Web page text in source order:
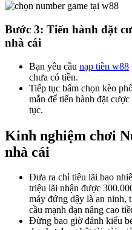
Bước 3: Tiến hành đặt
nhà cái
Bạn yêu cầu nạp tiền w88
chưa có tiền.
Tiếp tục bấm chọn kèo
mắn để tiến hành đặt
tục.
Kinh nghiệm chơi
nhà cái
Đưa ra chỉ tiêu lãi bao
triệu lãi nhận được
máy đứng dậy là an ninh,
cầu mạnh dạn nâng cao
Đừng bao giờ đánh kiểu